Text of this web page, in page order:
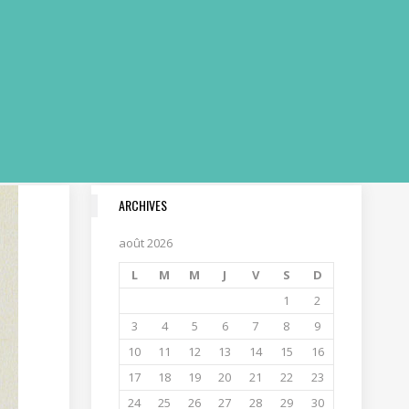
ARCHIVES
août 2026
L
M M J V S
D
1
2
3
4 5 6 7 8
9
10
11 12 13 14 15
16
17
18 19 20 21 22
23
24
25 26 27 28 29 30